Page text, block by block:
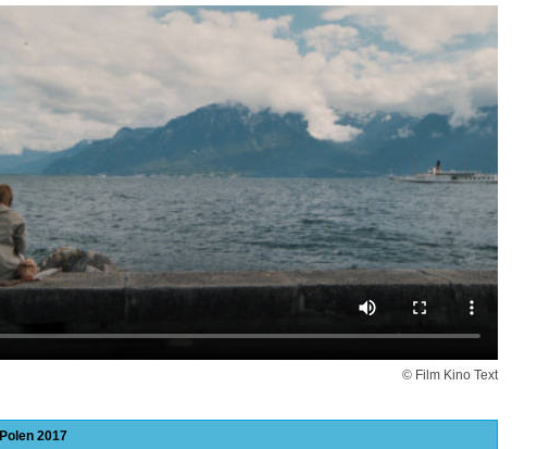
© Film Kino Text
Polen 2017